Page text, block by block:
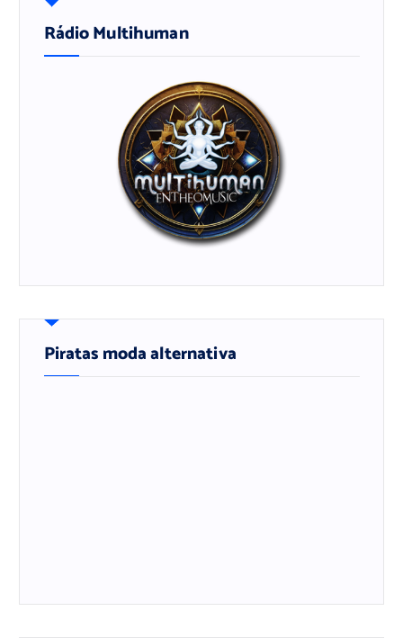
Rádio Multihuman
Piratas moda alternativa